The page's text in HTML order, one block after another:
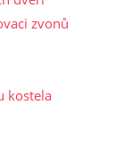
zvonů
kostela